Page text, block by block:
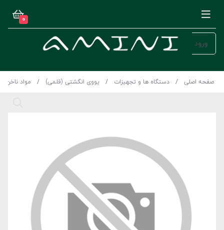
0
ورود
صفحه اصلی دستگاه ها و تجهیزات یووی انگشتی (قلمی) مواد ناخن